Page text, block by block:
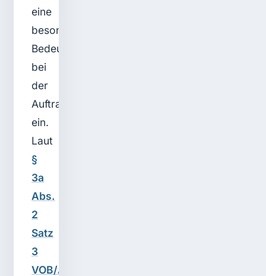
eine
besondere
Bedeutung
bei
der
Auftragserteilung
ein.
Laut
§
3a
Abs.
2
Satz
3
VOB/A